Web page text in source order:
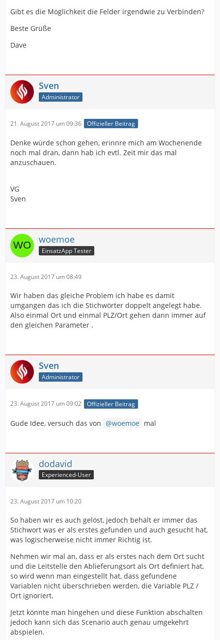
Gibt es die Möglichkeit die Felder irgendwie zu Verbinden?
Beste Grüße
Dave
Sven
Administrator
21. August 2017 um 09:36 Offizieller Beitrag
Denke würde schon gehen, erinnre mich am Wochenende
noch mal dran, dann hab ich evtl. Zeit mir das mal
anzuschauen.
VG
Sven
woemoe
EinsatzApp Tester
23. August 2017 um 08:49
Wir haben das gleiche Problem ich habe es damit
umgangen das ich die Stichwörter doppelt angelegt habe.
Also einmal Ort und einmal PLZ/Ort gehen dann immer auf
den gleichen Parameter .
Sven
Administrator
23. August 2017 um 09:02 Offizieller Beitrag
Gude Idee, versuch das von woemoe mal
dodavid
Experienced-User
23. August 2017 um 10:20
So haben wir es auch gelöst, jedoch behält er immer das
Stichwort was er als erstes gefunden und auch gesucht hat,
was logischerweise nicht immer Richtig ist.
Nehmen wir mal an, dass er als erstes nach dem Ort sucht
und die Leitstelle den Ablieferungsort als Ort definiert hat,
so wird wenn man eingestellt hat, dass gefundene
Variablen nicht überschrieben werden, die Variable PLZ /
Ort ignoriert.
Jetzt könnte man hingehen und diese Funktion abschalten
jedoch kann sich das Scenario auch genau umgekehrt
abspielen.